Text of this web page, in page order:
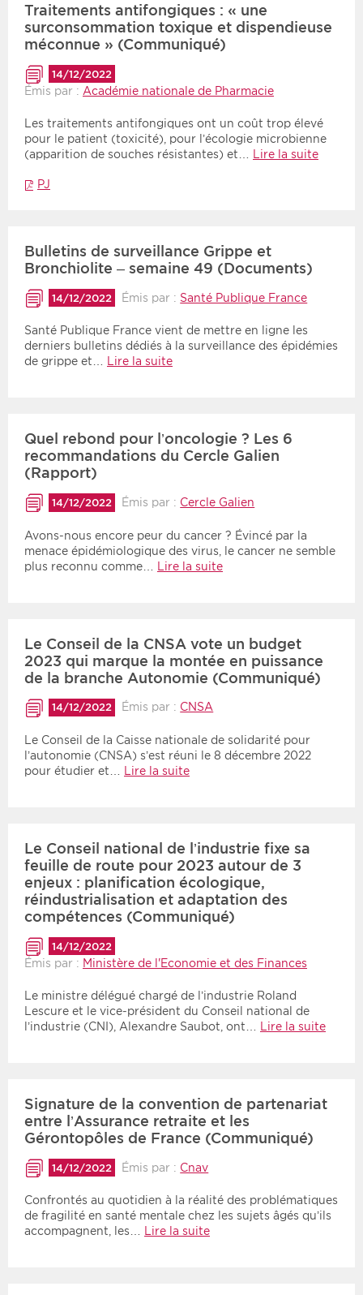
Traitements antifongiques : « une
surconsommation toxique et dispendieuse
méconnue » (Communiqué)
14/12/2022
Émis par : Académie nationale de Pharmacie
Les traitements antifongiques ont un coût trop élevé
pour le patient (toxicité), pour l’écologie microbienne
(apparition de souches résistantes) et…
Lire la suite
PJ
Bulletins de surveillance Grippe et
Bronchiolite – semaine 49 (Documents)
14/12/2022 Émis par : Santé Publique France
Santé Publique France vient de mettre en ligne les
derniers bulletins dédiés à la surveillance des épidémies
de grippe et… Lire la suite
Quel rebond pour l’oncologie ? Les 6
recommandations du Cercle Galien
(Rapport)
14/12/2022 Émis par : Cercle Galien
Avons-nous encore peur du cancer ? Évincé par la
menace épidémiologique des virus, le cancer ne semble
plus reconnu comme…
Lire la suite
Le Conseil de la CNSA vote un budget
2023 qui marque la montée en puissance
de la branche Autonomie (Communiqué)
14/12/2022 Émis par : CNSA
Le Conseil de la Caisse nationale de solidarité pour
l’autonomie (CNSA) s’est réuni le 8 décembre 2022
pour étudier et…
Lire la suite
Le Conseil national de l’industrie fixe sa
feuille de route pour 2023 autour de 3
enjeux : planification écologique,
réindustrialisation et adaptation des
compétences (Communiqué)
14/12/2022
Émis par : Ministère de l'Economie et des Finances
Le ministre délégué chargé de l’industrie Roland
Lescure et le vice-président du Conseil national de
l’industrie (CNI), Alexandre Saubot, ont…
Lire la suite
Signature de la convention de partenariat
entre l’Assurance retraite et les
Gérontopôles de France (Communiqué)
14/12/2022 Émis par : Cnav
Confrontés au quotidien à la réalité des problématiques
de fragilité en santé mentale chez les sujets âgés qu’ils
accompagnent, les… Lire la suite